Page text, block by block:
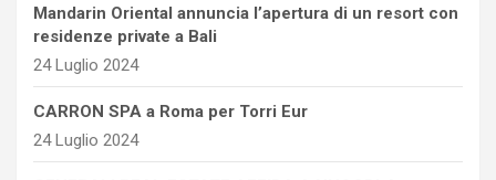
Mandarin Oriental annuncia l’apertura di un resort con
residenze private a Bali
24 Luglio 2024
CARRON SPA a Roma per Torri Eur
24 Luglio 2024